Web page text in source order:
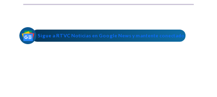
Sigue a RTVC Noticias en Google News y mantente conectado